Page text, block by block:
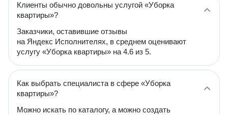
Клиенты обычно довольны услугой «Уборка
квартиры»?
Заказчики, оставившие отзывы
на Яндекс Исполнителях, в среднем оценивают
услугу «Уборка квартиры» на 4.6 из 5.
Как выбрать специалиста в сфере «Уборка
квартиры»?
Можно искать по каталогу, а можно создать